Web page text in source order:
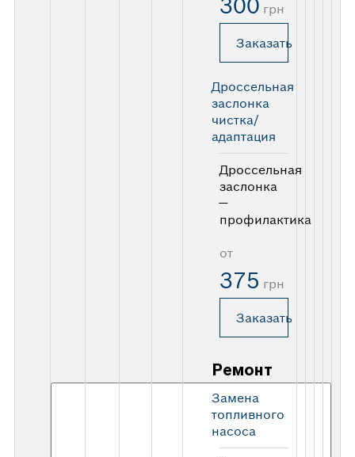
300 грн
Заказать
Дроссельная
заслонка
чистка/
адаптация
Дроссельная
заслонка
—
профилактика
от
375 грн
Заказать
Ремонт
Замена
топливного
насоса